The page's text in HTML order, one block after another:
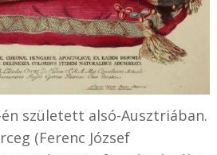
én született alsó-Ausztriában.
(Ferenc József